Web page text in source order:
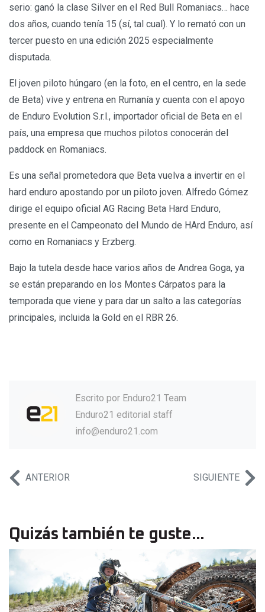
serio: ganó la clase Silver en el Red Bull Romaniacs… hace
dos años, cuando tenía 15 (sí, tal cual). Y lo remató con un
tercer puesto en una edición 2025 especialmente
disputada.
El joven piloto húngaro (en la foto, en el centro, en la sede
de Beta) vive y entrena en Rumanía y cuenta con el apoyo
de Enduro Evolution S.r.l., importador oficial de Beta en el
país, una empresa que muchos pilotos conocerán del
paddock en Romaniacs.
Es una señal prometedora que Beta vuelva a invertir en el
hard enduro apostando por un piloto joven. Alfredo Gómez
dirige el equipo oficial AG Racing Beta Hard Enduro,
presente en el Campeonato del Mundo de HArd Enduro, así
como en Romaniacs y Erzberg.
Bajo la tutela desde hace varios años de Andrea Goga, ya
se están preparando en los Montes Cárpatos para la
temporada que viene y para dar un salto a las categorías
principales, incluida la Gold en el RBR 26.
Escrito por Enduro21 Team
Enduro21 editorial staff
info@enduro21.com
ANTERIOR SIGUIENTE
Quizás también te guste...